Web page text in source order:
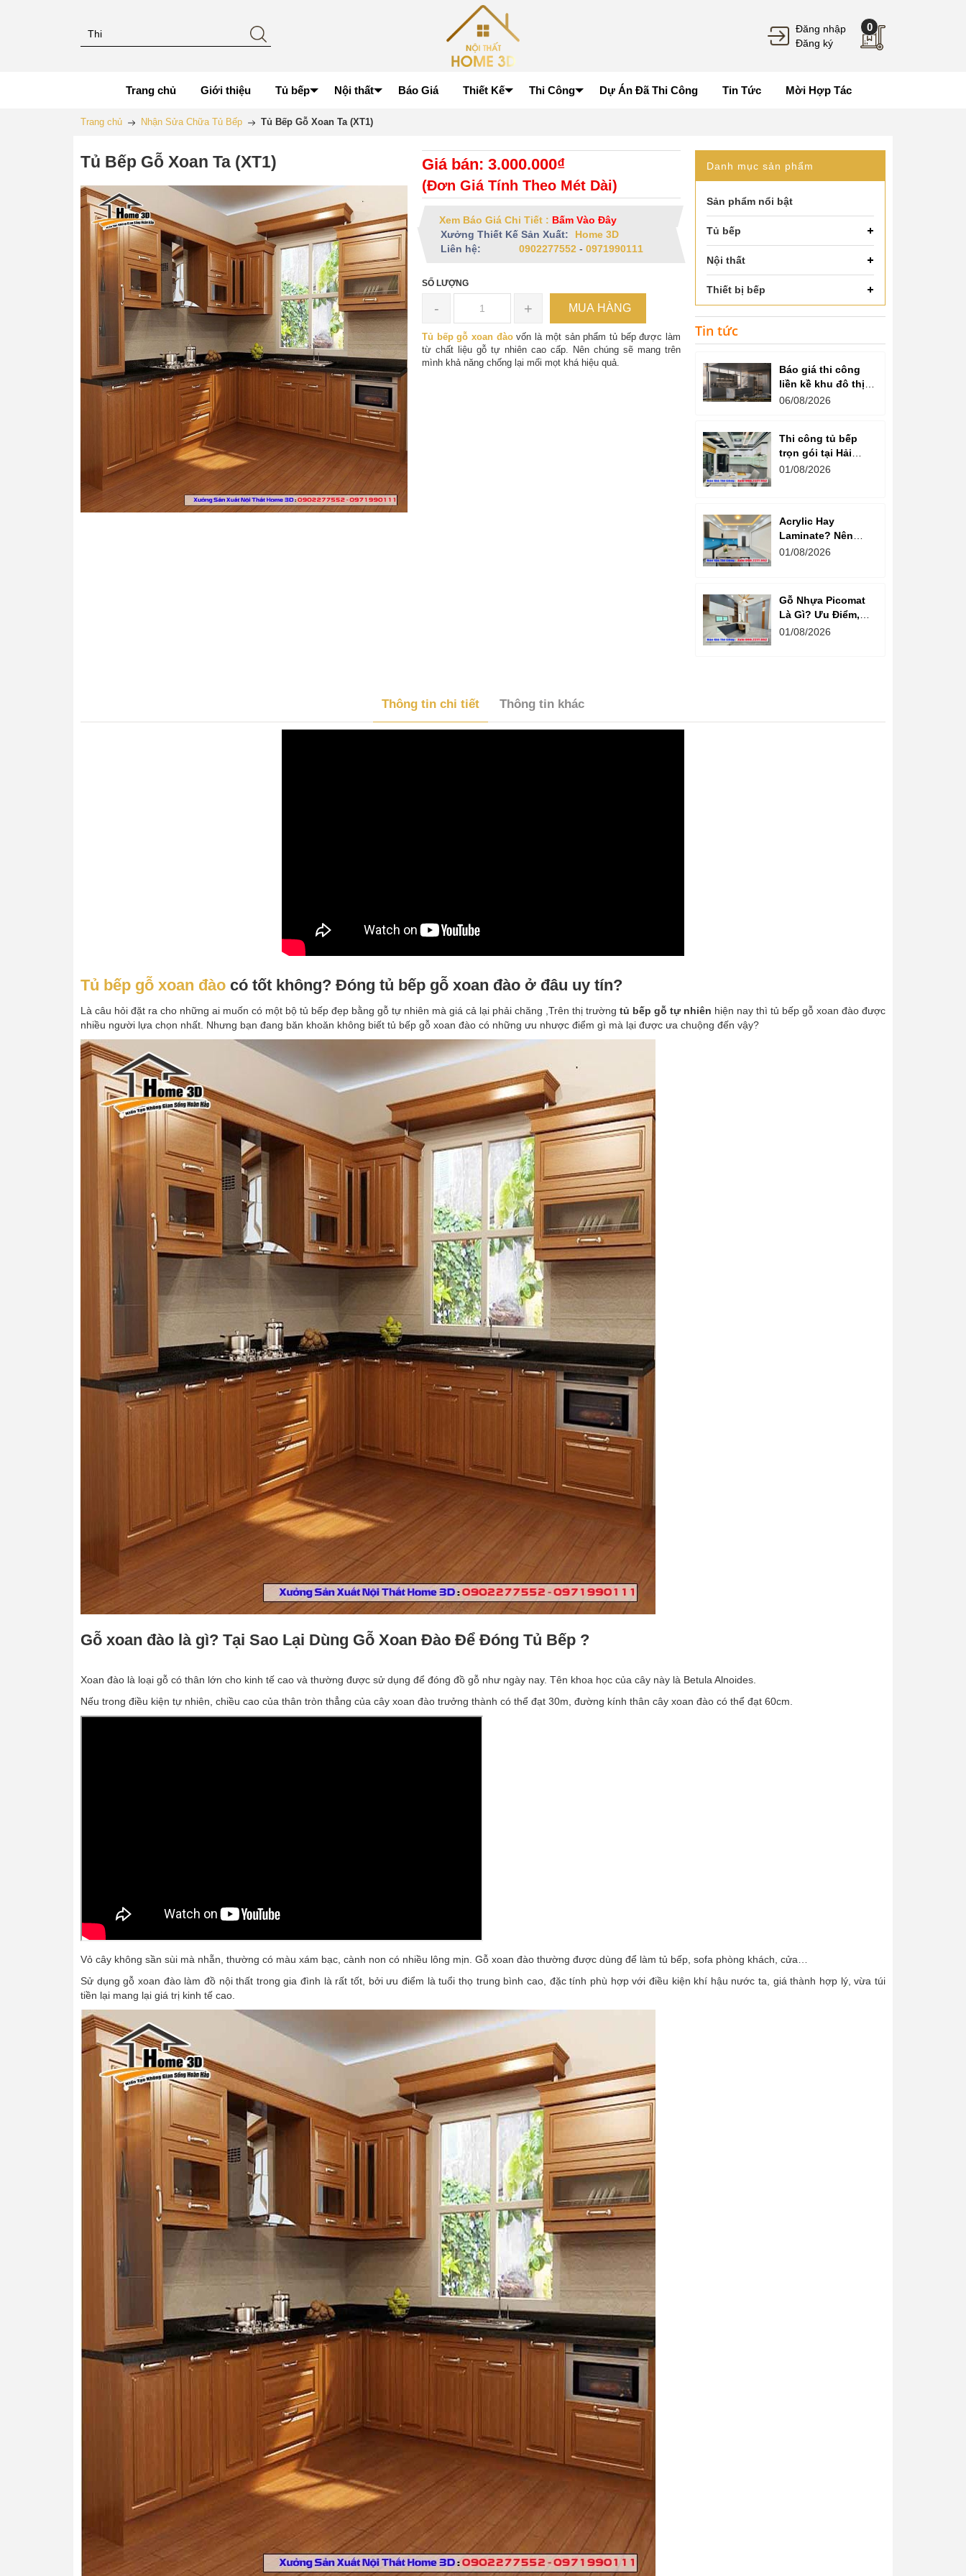
Đăng nhập
Đăng ký
0
Trang chủ Giới thiệu Tủ bếp Nội thất Báo Giá Thiết Kế Thi Công Dự Án Đã Thi Công Tin Tức Mời Hợp Tác
Trang chủ Nhận Sửa Chữa Tủ Bếp Tủ Bếp Gỗ Xoan Ta (XT1)
Tủ Bếp Gỗ Xoan Ta (XT1) Giá bán: 3.000.000₫
(Đơn Giá Tính Theo Mét Dài)
Xem Báo Giá Chi Tiết : Bấm Vào Đây
Xưởng Thiết Kế Sản Xuất:
Home 3D
Liên hệ:
0902277552 -0971990111
SỐ LƯỢNG
- + MUA HÀNG
Tủ bếp gỗ xoan đàovốn là một sản phẩm tủ bếp được làm
từ chất liệu gỗ tự nhiên cao cấp. Nên chúng sẽ mang trên
mình khả năng chống lại mối mọt khá hiệu quả.
Danh mục sản phẩm
Sản phẩm nổi bật
Tủ bếp
Nội thất
Thiết bị bếp
Tin tức
Báo giá thi công
liền kề khu đô thị
văn phú hà đông
06/08/2026
Thi công tủ bếp
trọn gói tại Hải
Dương cam kết
01/08/2026
Acrylic Hay
Laminate? Nên
Chọn Loại Nào
01/08/2026
Gỗ Nhựa Picomat
Là Gì? Ưu Điểm,
Nhược Điểm Và
01/08/2026
Thông tin chi tiết Thông tin khác
Tủ bếp gỗ xoan đào có tốt không? Đóng tủ bếp gỗ xoan đào ở đâu uy tín?
Là câu hỏi đặt ra cho những ai muốn có một bộ tủ bếp đẹp bằng gỗ tự nhiên mà giá cả lại phải chăng ,Trên thị trường tủ bếp gỗ tự nhiên hiện nay thì tủ bếp gỗ xoan đào được
nhiều người lựa chọn nhất. Nhưng bạn đang băn khoăn không biết tủ bếp gỗ xoan đào có những ưu nhược điểm gì mà lại được ưa chuộng đến vậy?
Gỗ xoan đào là gì? Tại Sao Lại Dùng Gỗ Xoan Đào Để Đóng Tủ Bếp ?
Xoan đào là loại gỗ có thân lớn cho kinh tế cao và thường được sử dụng để đóng đồ gỗ như ngày nay. Tên khoa học của cây này là Betula Alnoides.
Nếu trong điều kiện tự nhiên, chiều cao của thân tròn thẳng của cây xoan đào trưởng thành có thể đạt 30m, đường kính thân cây xoan đào có thể đạt 60cm.
Vỏ cây không sần sùi mà nhẵn, thường có màu xám bạc, cành non có nhiều lông mịn. Gỗ xoan đào thường được dùng để làm tủ bếp, sofa phòng khách, cửa…
Sử dụng gỗ xoan đào làm đồ nội thất trong gia đình là rất tốt, bởi ưu điểm là tuổi thọ trung bình cao, đặc tính phù hợp với điều kiện khí hậu nước ta, giá thành hợp lý, vừa túi
tiền lại mang lại giá trị kinh tế cao.